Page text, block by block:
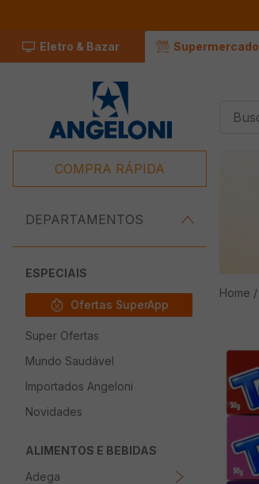
Eletro & Bazar Supermercado
5º
7º
8º
9
10º
COMPRA RÁPIDA
DEPARTAMENTOS
ESPECIAIS
Ofertas SuperApp
Super Ofertas
Mundo Saudável
Importados Angeloni
Novidades
ALIMENTOS E BEBIDAS
Adega